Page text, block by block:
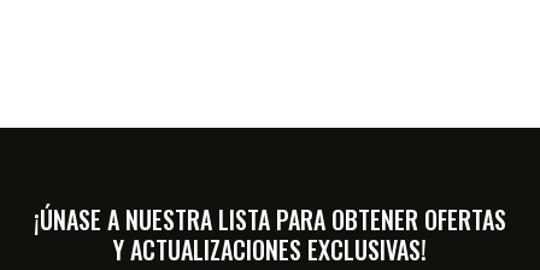
¡ÚNASE A NUESTRA LISTA PARA OBTENER OFERTAS
Y ACTUALIZACIONES EXCLUSIVAS!